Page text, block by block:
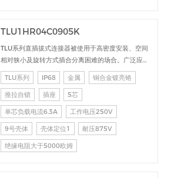
TLU1HR04C0905K
TLU系列直插拔式连接器被使用于高密度安装、空间
相对狭小及旋转方式插合分离困难的场合。广泛应用
于电台设备、加固计算机、医疗设备、测试检测设
备、音频视频设备、数据采集、工业控制等场合的交
直流、高速、射频、光纤等的信号连接传输。
TLU系列 IP68 金属 铜合金镀亮铬
推拉自锁 插座 5芯
单芯负载电流6.3A 工作电压250V
9号壳体 壳体定位1 耐压875V
绝缘电阻大于5000欧姆